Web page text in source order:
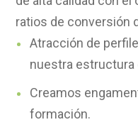
ratios de conversión
Atracción de
nuestra estructura
Creamos
formación.